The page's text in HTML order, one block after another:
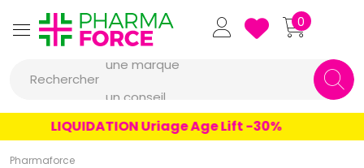
Pharmaforce Grande
0
Rechercher
une marque
un produit
une marque
LIQUIDATION Uriage Age Lift -30%
Pharmaforce